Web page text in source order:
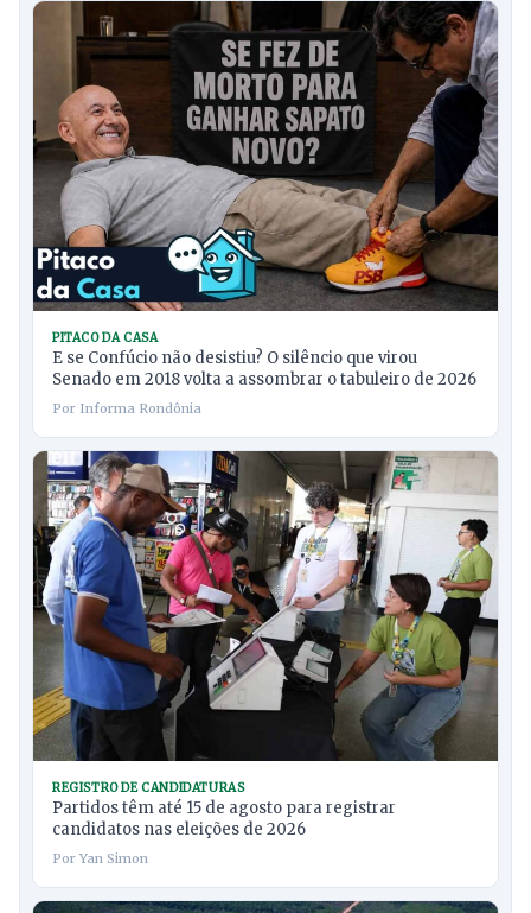
PITACO DA CASA
E se Confúcio não desistiu? O silêncio que virou
Senado em 2018 volta a assombrar o tabuleiro de 2026
Por Informa Rondônia
REGISTRO DE CANDIDATURAS
Partidos têm até 15 de agosto para registrar
candidatos nas eleições de 2026
Por Yan Simon